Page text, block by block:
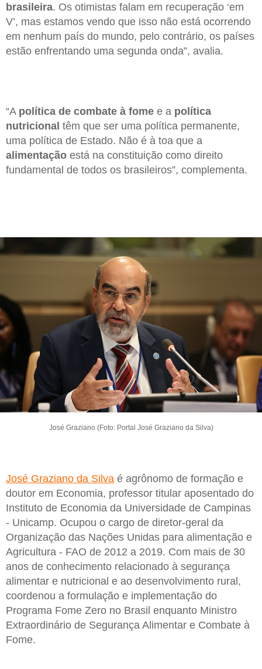
brasileira. Os otimistas falam em recuperação ‘em
V’, mas estamos vendo que isso não está ocorrendo
em nenhum país do mundo, pelo contrário, os países
estão enfrentando uma segunda onda”, avalia.
“A política de combate à fome e a política
nutricional têm que ser uma política permanente,
uma política de Estado. Não é à toa que a
alimentação está na constituição como direito
fundamental de todos os brasileiros”, complementa.
José Graziano (Foto: Portal José Graziano da Silva)
José Graziano da Silva é agrônomo de formação e
doutor em Economia, professor titular aposentado do
Instituto de Economia da Universidade de Campinas
- Unicamp. Ocupou o cargo de diretor-geral da
Organização das Nações Unidas para alimentação e
Agricultura - FAO de 2012 a 2019. Com mais de 30
anos de conhecimento relacionado à segurança
alimentar e nutricional e ao desenvolvimento rural,
coordenou a formulação e implementação do
Programa Fome Zero no Brasil enquanto Ministro
Extraordinário de Segurança Alimentar e Combate à
Fome.